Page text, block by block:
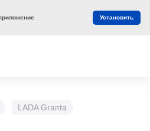
LADA Granta
Установить